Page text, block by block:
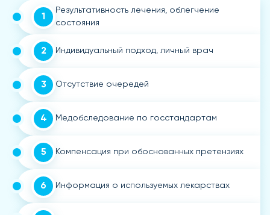
1
Результативность лечения, облегчение
состояния
2 Индивидуальный подход, личный врач
3 Отсутствие очередей
4 Медобследование по госстандартам
5 Компенсация при обоснованных претензиях
6 Информация о используемых лекарствах